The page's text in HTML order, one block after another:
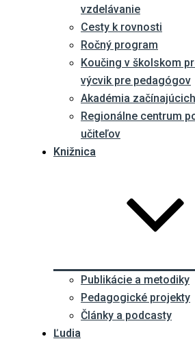
vzdelávanie
Cesty k rovnosti
Ročný program
Koučing v školskom
výcvik pre pedagógov
Akadémia
Regionálne centrum
učiteľov
Knižnica
Publikácie a metodiky
Pedagogické projekty
Články a podcasty
Ľudia